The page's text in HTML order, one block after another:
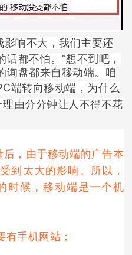
影响不大，我们主要还
话都不怕。”想不到吧，
询盘都来自移动端。咱
端转向移动端，为什么
由分分钟让人不得不花
， 由于移动端的广告本
到太大的影响。所以，
时候，移动端是一个机
手机网站；